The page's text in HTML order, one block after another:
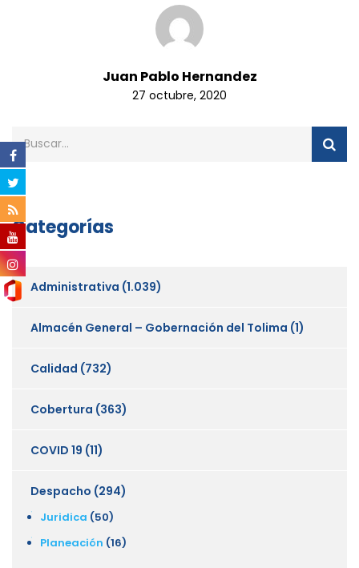
Juan Pablo Hernandez
27 octubre, 2020
Categorías
Administrativa (1.039)
Almacén General – Gobernación del Tolima (1)
Calidad (732)
Cobertura (363)
COVID 19 (11)
Despacho (294)
Juridica (50)
Planeación (16)